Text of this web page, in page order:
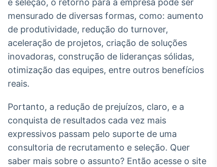
e seleção, o retorno para a empresa pode ser
mensurado de diversas formas, como: aumento
de produtividade, redução do turnover,
aceleração de projetos, criação de soluções
inovadoras, construção de lideranças sólidas,
otimização das equipes, entre outros benefícios
reais.
Portanto, a redução de prejuízos, claro, e a
conquista de resultados cada vez mais
expressivos passam pelo suporte de uma
consultoria de recrutamento e seleção. Quer
saber mais sobre o assunto? Então acesse o site